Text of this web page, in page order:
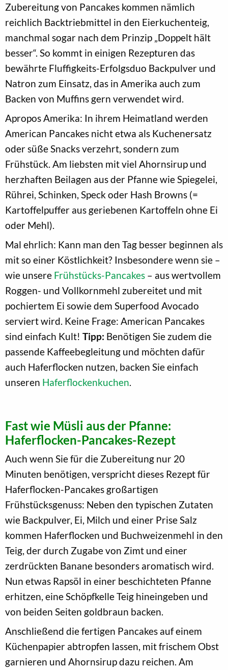
Zubereitung von Pancakes kommen nämlich
reichlich Backtriebmittel in den Eierkuchenteig,
manchmal sogar nach dem Prinzip „Doppelt hält
besser“. So kommt in einigen Rezepturen das
bewährte Fluffigkeits-Erfolgsduo Backpulver und
Natron zum Einsatz, das in Amerika auch zum
Backen von Muffins gern verwendet wird.
Apropos Amerika: In ihrem Heimatland werden
American Pancakes nicht etwa als Kuchenersatz
oder süße Snacks verzehrt, sondern zum
Frühstück. Am liebsten mit viel Ahornsirup und
herzhaften Beilagen aus der Pfanne wie Spiegelei,
Rührei, Schinken, Speck oder Hash Browns (=
Kartoffelpuffer aus geriebenen Kartoffeln ohne Ei
oder Mehl).
Mal ehrlich: Kann man den Tag besser beginnen als
mit so einer Köstlichkeit? Insbesondere wenn sie –
wie unsere Frühstücks-Pancakes – aus wertvollem
Roggen- und Vollkornmehl zubereitet und mit
pochiertem Ei sowie dem Superfood Avocado
serviert wird. Keine Frage: American Pancakes
sind einfach Kult! Tipp: Benötigen Sie zudem die
passende Kaffeebegleitung und möchten dafür
auch Haferflocken nutzen, backen Sie einfach
unseren Haferflockenkuchen.
Fast wie Müsli aus der Pfanne:
Haferflocken-Pancakes-Rezept
Auch wenn Sie für die Zubereitung nur 20
Minuten benötigen, verspricht dieses Rezept für
Haferflocken-Pancakes großartigen
Frühstücksgenuss: Neben den typischen Zutaten
wie Backpulver, Ei, Milch und einer Prise Salz
kommen Haferflocken und Buchweizenmehl in den
Teig, der durch Zugabe von Zimt und einer
zerdrückten Banane besonders aromatisch wird.
Nun etwas Rapsöl in einer beschichteten Pfanne
erhitzen, eine Schöpfkelle Teig hineingeben und
von beiden Seiten goldbraun backen.
Anschließend die fertigen Pancakes auf einem
Küchenpapier abtropfen lassen, mit frischem Obst
garnieren und Ahornsirup dazu reichen. Am